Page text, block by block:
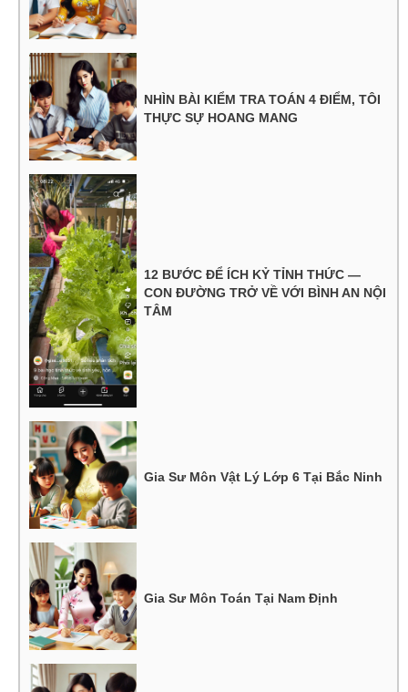
NHÌN BÀI KIỂM TRA TOÁN 4 ĐIỂM, TÔI
THỰC SỰ HOANG MANG
12 BƯỚC ĐỂ ÍCH KỶ TỈNH THỨC —
CON ĐƯỜNG TRỞ VỀ VỚI BÌNH AN NỘI
TÂM
Gia Sư Môn Vật Lý Lớp 6 Tại Bắc Ninh
Gia Sư Môn Toán Tại Nam Định